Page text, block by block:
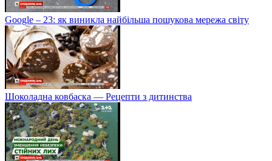
Google – 23: як виникла найбільша пошукова мережа світу
Шоколадна ковбаска — Рецепти з дитинства